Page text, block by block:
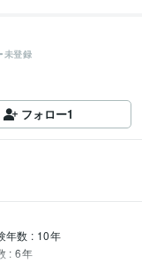
未登録
フォロー1
年数 : 10年
: 6年